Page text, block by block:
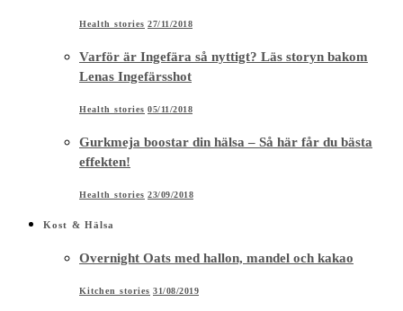
Health stories 27/11/2018
Varför är Ingefära så nyttigt? Läs storyn bakom
Lenas Ingefärsshot
Health stories 05/11/2018
Gurkmeja boostar din hälsa – Så här får du bästa
effekten!
Health stories 23/09/2018
Kost & Hälsa
Overnight Oats med hallon, mandel och kakao
Kitchen stories 31/08/2019